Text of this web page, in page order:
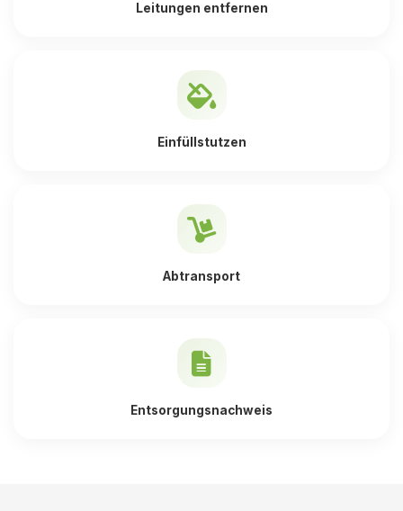
Leitungen entfernen
Einfüllstutzen
Abtransport
Entsorgungsnachweis